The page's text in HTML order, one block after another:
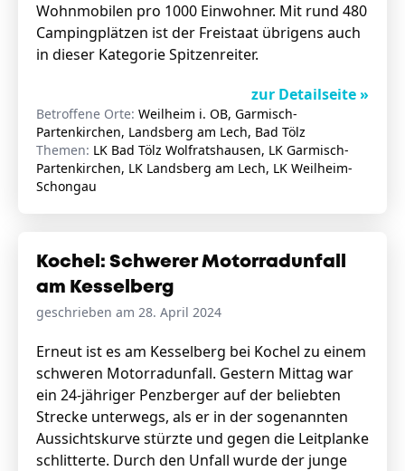
Wohnmobilen pro 1000 Einwohner. Mit rund 480
Campingplätzen ist der Freistaat übrigens auch
in dieser Kategorie Spitzenreiter.
zur Detailseite »
Betroffene Orte: Weilheim i. OB, Garmisch-
Partenkirchen, Landsberg am Lech, Bad Tölz
Themen: LK Bad Tölz Wolfratshausen, LK Garmisch-
Partenkirchen, LK Landsberg am Lech, LK Weilheim-
Schongau
Kochel: Schwerer Motorradunfall
am Kesselberg
geschrieben am 28. April 2024
Erneut ist es am Kesselberg bei Kochel zu einem
schweren Motorradunfall. Gestern Mittag war
ein 24-jähriger Penzberger auf der beliebten
Strecke unterwegs, als er in der sogenannten
Aussichtskurve stürzte und gegen die Leitplanke
schlitterte. Durch den Unfall wurde der junge